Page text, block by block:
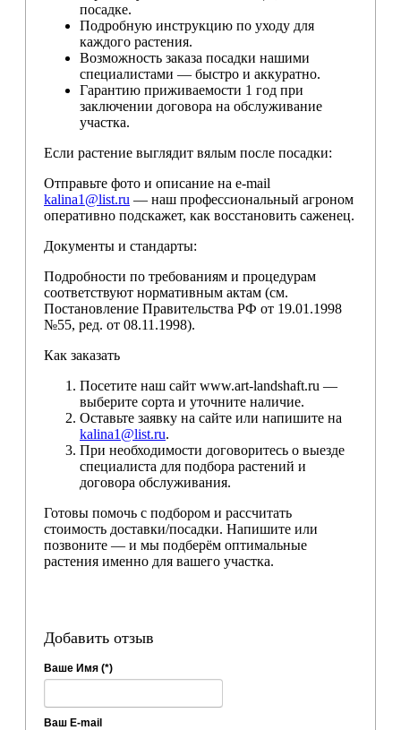
посадке.
Подробную инструкцию по уходу для
каждого растения.
Возможность заказа посадки нашими
специалистами — быстро и аккуратно.
Гарантию приживаемости 1 год при
заключении договора на обслуживание
участка.
Если растение выглядит вялым после посадки:
Отправьте фото и описание на e-mail
kalina1@list.ru — наш профессиональный агроном
оперативно подскажет, как восстановить саженец.
Документы и стандарты:
Подробности по требованиям и процедурам
соответствуют нормативным актам (см.
Постановление Правительства РФ от 19.01.1998
№55, ред. от 08.11.1998).
Как заказать
Посетите наш сайт www.art-landshaft.ru —
выберите сорта и уточните наличие.
Оставьте заявку на сайте или напишите на
kalina1@list.ru.
При необходимости договоритесь о выезде
специалиста для подбора растений и
договора обслуживания.
Готовы помочь с подбором и рассчитать
стоимость доставки/посадки. Напишите или
позвоните — и мы подберём оптимальные
растения именно для вашего участка.
Добавить отзыв
Ваше Имя (*)
Ваш E-mail